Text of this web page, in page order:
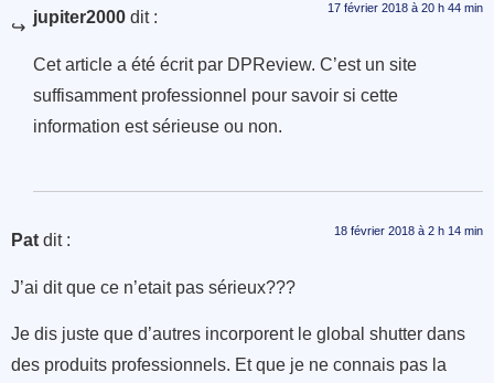
jupiter2000 dit : 17 février 2018 à 20 h 44 min
Cet article a été écrit par DPReview. C’est un site
suffisamment professionnel pour savoir si cette
information est sérieuse ou non.
Pat dit : 18 février 2018 à 2 h 14 min
J’ai dit que ce n’etait pas sérieux???
Je dis juste que d’autres incorporent le global shutter dans
des produits professionnels. Et que je ne connais pas la